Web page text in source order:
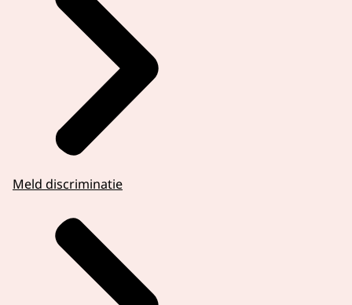
Meld discriminatie